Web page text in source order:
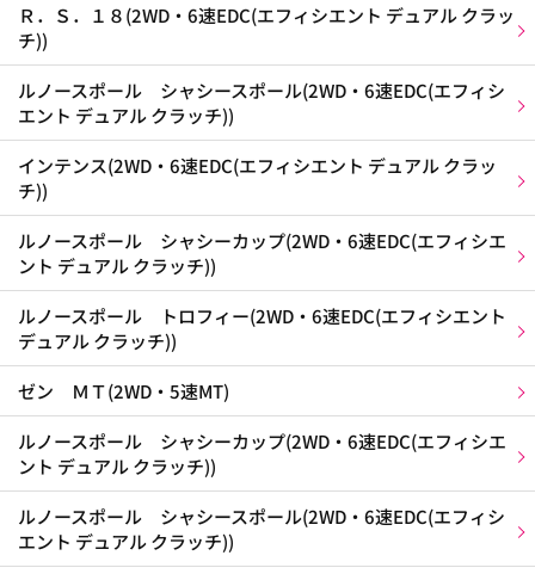
Ｒ．Ｓ．１８(2WD・6速EDC(エフィシエント デュアル クラッ
チ))
ルノースポール シャシースポール(2WD・6速EDC(エフィシ
エント デュアル クラッチ))
インテンス(2WD・6速EDC(エフィシエント デュアル クラッ
チ))
ルノースポール シャシーカップ(2WD・6速EDC(エフィシエ
ント デュアル クラッチ))
ルノースポール トロフィー(2WD・6速EDC(エフィシエント
デュアル クラッチ))
ゼン ＭＴ(2WD・5速MT)
ルノースポール シャシーカップ(2WD・6速EDC(エフィシエ
ント デュアル クラッチ))
ルノースポール シャシースポール(2WD・6速EDC(エフィシ
エント デュアル クラッチ))